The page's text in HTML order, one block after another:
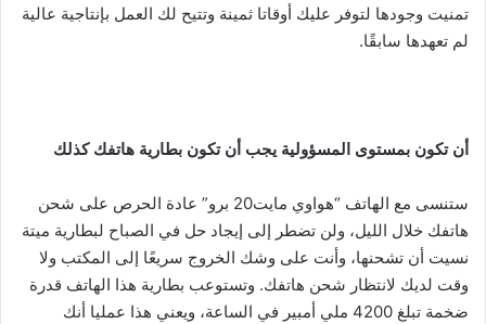
تمنيت وجودها لتوفر عليك أوقاتا ثمينة وتتيح لك العمل بإنتاجية عالية
لم تعهدها سابقًا.
أن تكون بمستوى المسؤولية يجب أن تكون بطارية هاتفك كذلك
ستنسى مع الهاتف “هواوي مايت20 برو” عادة الحرص على شحن
هاتفك خلال الليل، ولن تضطر إلى إيجاد حل في الصباح لبطارية ميتة
نسيت أن تشحنها، وأنت على وشك الخروج سريعًا إلى المكتب ولا
وقت لديك لانتظار شحن هاتفك. وتستوعب بطارية هذا الهاتف قدرة
ضخمة تبلغ 4200 ملي أمبير في الساعة، ويعني هذا عمليا أنك